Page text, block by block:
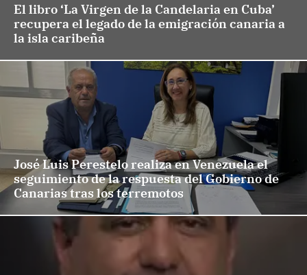
El libro ‘La Virgen de la Candelaria en Cuba’
recupera el legado de la emigración canaria a
la isla caribeña
José Luis Perestelo realiza en Venezuela el
seguimiento de la respuesta del Gobierno de
Canarias tras los terremotos